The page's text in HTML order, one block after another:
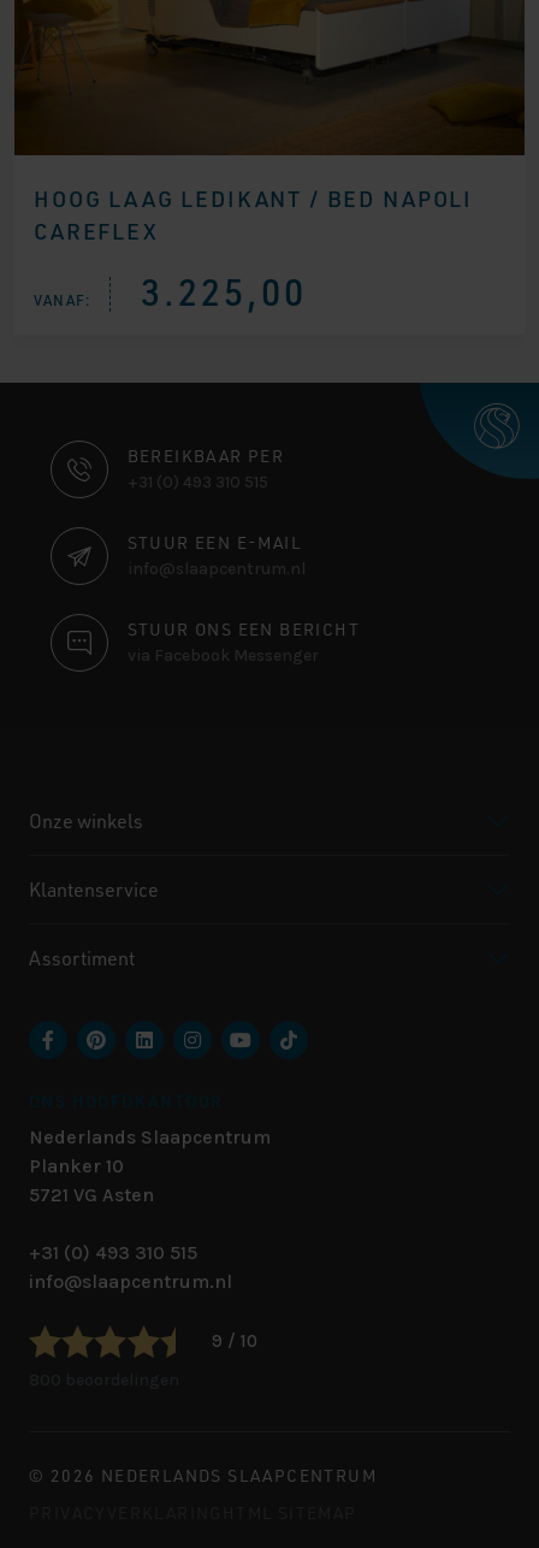
HOOG LAAG LEDIKANT / BED NAPOLI
CAREFLEX
VANAF: 3.225,00
CONTACT
INFORMATIE
BEREIKBAAR PER
+31 (0) 493 310 515
STUUR EEN E-MAIL
info@slaapcentrum.nl
STUUR ONS EEN BERICHT
via Facebook Messenger
Onze winkels
Klantenservice
Assortiment
Nederlands Slaapcentrum
Planker 10
5721 VG Asten
+31 (0) 493 310 515
info@slaapcentrum.nl
9 / 10
© 2026 NEDERLANDS SLAAPCENTRUM